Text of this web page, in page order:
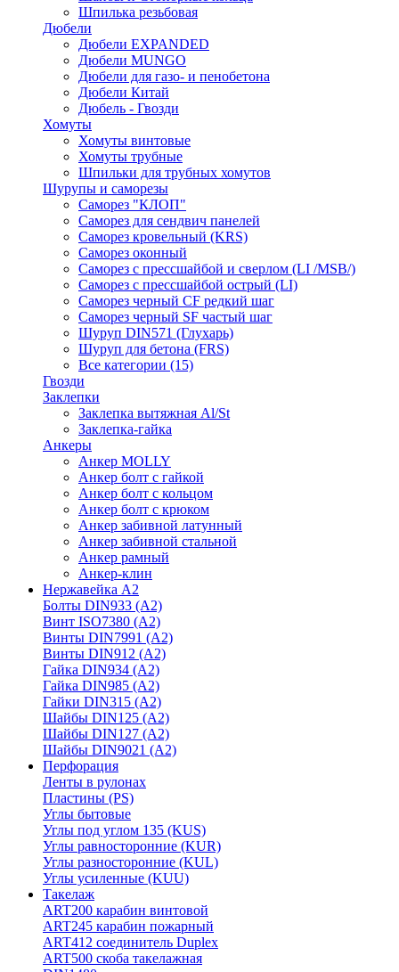
Шпилька резьбовая
Дюбели
Дюбели EXPANDED
Дюбели MUNGO
Дюбели для газо- и пенобетона
Дюбели Китай
Дюбель - Гвозди
Хомуты
Хомуты винтовые
Хомуты трубные
Шпильки для трубных хомутов
Шурупы и саморезы
Саморез "КЛОП"
Саморез для сендвич панелей
Саморез кровельный (KRS)
Саморез оконный
Саморез с прессшайбой и сверлом (LI /MSB/)
Саморез с прессшайбой острый (LI)
Саморез черный CF редкий шаг
Саморез черный SF частый шаг
Шуруп DIN571 (Глухарь)
Шуруп для бетона (FRS)
Все категории (15)
Гвозди
Заклепки
Заклепка вытяжная Al/St
Заклепка-гайка
Анкеры
Анкер MOLLY
Анкер болт с гайкой
Анкер болт с кольцом
Анкер болт с крюком
Анкер забивной латунный
Анкер забивной стальной
Анкер рамный
Анкер-клин
Нержавейка А2
Болты DIN933 (A2)
Винт ISO7380 (A2)
Винты DIN7991 (A2)
Винты DIN912 (A2)
Гайка DIN934 (A2)
Гайка DIN985 (A2)
Гайки DIN315 (A2)
Шайбы DIN125 (A2)
Шайбы DIN127 (A2)
Шайбы DIN9021 (A2)
Перфорация
Ленты в рулонах
Пластины (PS)
Углы бытовые
Углы под углом 135 (KUS)
Углы равносторонние (KUR)
Углы разносторонние (KUL)
Углы усиленные (KUU)
Такелаж
ART200 карабин винтовой
ART245 карабин пожарный
ART412 соединитель Duplex
ART500 скоба такелажная